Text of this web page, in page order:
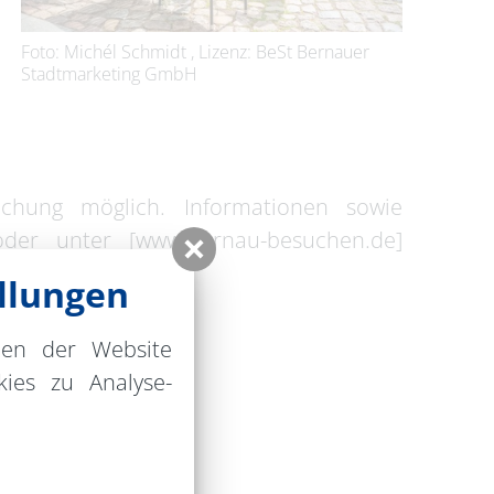
Foto: Michél Schmidt , Lizenz: BeSt Bernauer
Stadtmarketing GmbH
möglich. Informationen sowie
unter [www.bernau-besuchen.de]
poetry-slam).
Bernau
der Website
zu Analyse-